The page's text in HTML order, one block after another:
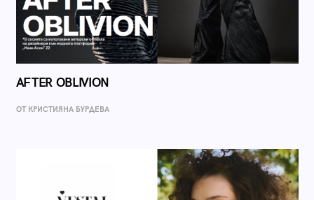
AFTER OBLIVION
ОТ КРИСТИЯНА БУРДЕВА